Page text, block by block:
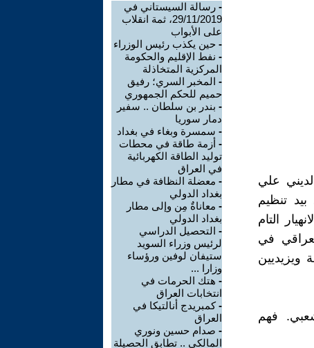
علي
تنظيم
التام
في
فهم
- رسالة السيستاني في
29/11/2019، ثمة انقلاب
على الأبواب
- حين يكذب رئيس الوزراء
- نفط الإقليم والحكومة
المركزية المتخاذلة
- المخبر السري؛ رفيق
حميم للحكم الجمهوري
- بندر بن سلطان .. سفير
دمار سوريا
- سمسرة وبغاء في بغداد
- أزمة طاقة في محطات
توليد الطاقة الكهربائية
في العراق
- معضلة النظافة في مطار
بغداد الدولي
- معاناةٌ مِن وإلى مطار
بغداد الدولي
- التحصيل الدراسي
لرئيس وزراء السويد
ستيفان لوفين ورؤساء
وزارا ...
- هتك الحرمات في
انتخابات العراق
-كمبريدج أنالتيكا في
العراق
- صدام حسين ونوري
المالكي .. تطابق الحصيلة